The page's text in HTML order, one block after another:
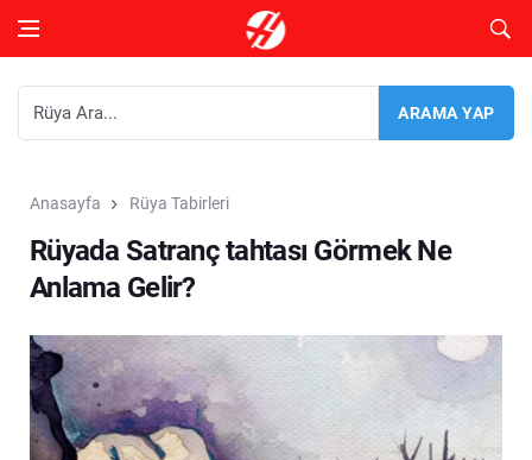
Anasayfa Rüya Tabirleri
Rüyada Satranç tahtası Görmek Ne
Anlama Gelir?